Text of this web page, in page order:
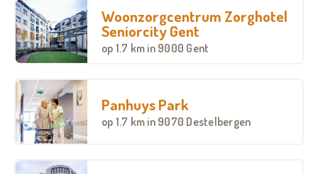
Woonzorgcentrum Zorghotel
Seniorcity Gent
op 1.7 km in 9000 Gent
Panhuys Park
op 1.7 km in 9070 Destelbergen